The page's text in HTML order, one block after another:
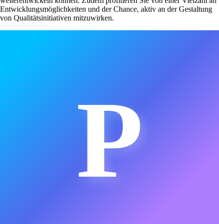
Entwicklungsmöglichkeiten und der Chance, aktiv an der Gestaltung
von Qualitätsinitiativen mitzuwirken.
P